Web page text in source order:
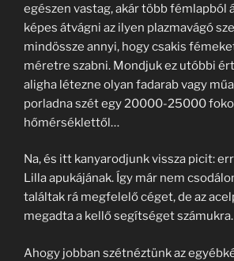
egészen vastag, akár több fémlapból
képes átvágni az ilyen plazmavágó
mindössze annyi, hogy csakis
méretre szabni. Mondjuk ez utóbbi
aligha létezne olyan fadarab vagy
porladna szét egy 20000-25000
hőmérséklettől…
Na, és itt kanyarodjunk vissza picit:
Lilla apukájának. Így már nem
találtak rá megfelelő céget, de az
megadta a kellő segítséget számukra.
Ahogy jobban szétnéztünk az